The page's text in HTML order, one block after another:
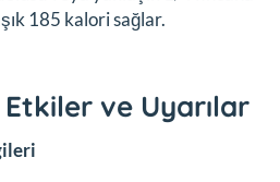
185 kalori sağlar.
ve Uyarılar